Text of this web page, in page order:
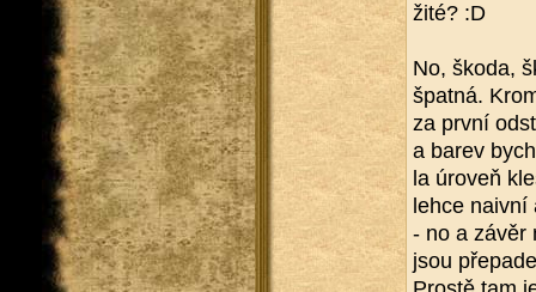
ži­té? :D
No, škoda,
špat­ná.
za první
a barev
la úroveň
lehce
- no a závěr
jsou